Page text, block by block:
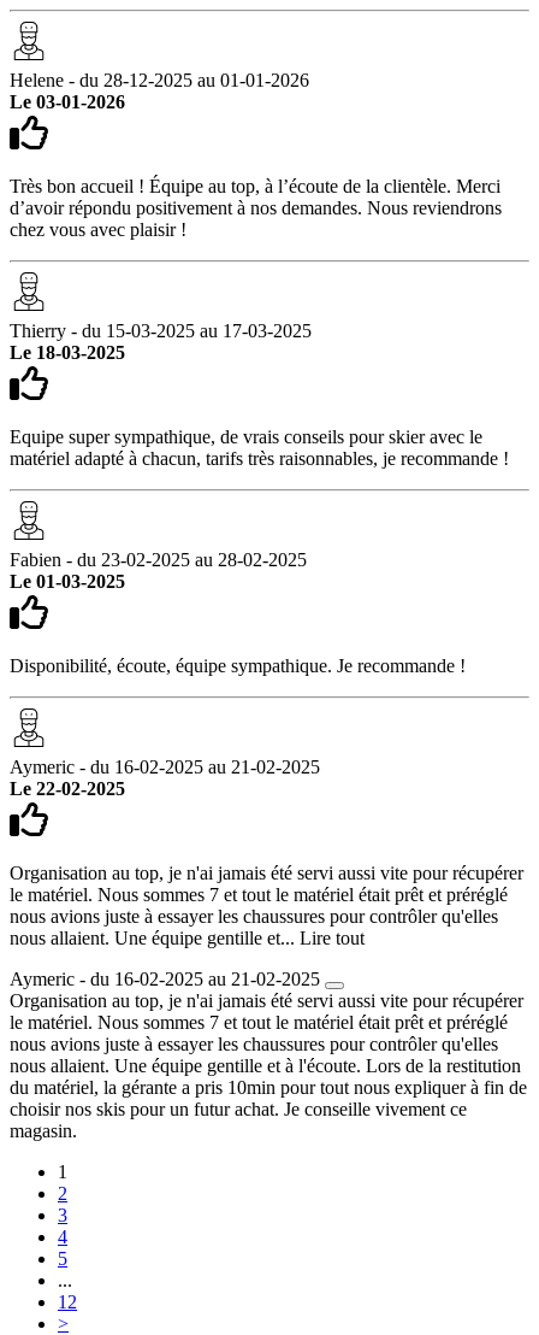
Helene - du 28-12-2025 au 01-01-2026
Le 03-01-2026
Très bon accueil ! Équipe au top, à l’écoute de la clientèle. Merci
d’avoir répondu positivement à nos demandes. Nous reviendrons
chez vous avec plaisir !
Thierry - du 15-03-2025 au 17-03-2025
Le 18-03-2025
Equipe super sympathique, de vrais conseils pour skier avec le
matériel adapté à chacun, tarifs très raisonnables, je recommande !
Fabien - du 23-02-2025 au 28-02-2025
Le 01-03-2025
Disponibilité, écoute, équipe sympathique. Je recommande !
Aymeric - du 16-02-2025 au 21-02-2025
Le 22-02-2025
Organisation au top, je n'ai jamais été servi aussi vite pour récupérer
le matériel. Nous sommes 7 et tout le matériel était prêt et préréglé
nous avions juste à essayer les chaussures pour contrôler qu'elles
nous allaient. Une équipe gentille et... Lire tout
Aymeric - du 16-02-2025 au 21-02-2025
Organisation au top, je n'ai jamais été servi aussi vite pour récupérer
le matériel. Nous sommes 7 et tout le matériel était prêt et préréglé
nous avions juste à essayer les chaussures pour contrôler qu'elles
nous allaient. Une équipe gentille et à l'écoute. Lors de la restitution
du matériel, la gérante a pris 10min pour tout nous expliquer à fin de
choisir nos skis pour un futur achat. Je conseille vivement ce
magasin.
1
2
3
4
5
...
12
>